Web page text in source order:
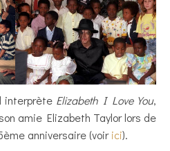
interprète Elizabeth I Love You,
amie Elizabeth Taylor lors de
anniversaire (voirici).